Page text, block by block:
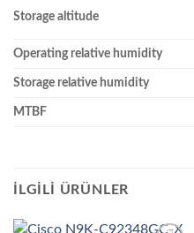
Storage altitude
Operating relative humidity
Storage relative humidity
MTBF
İLGILI ÜRÜNLER